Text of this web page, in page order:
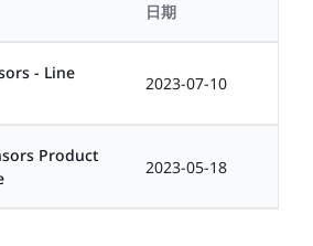
日期
- Line
2023-07-10
Product
2023-05-18